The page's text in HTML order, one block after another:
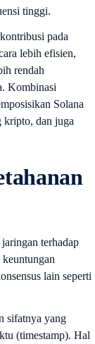
tinggi.
pada
lebih efisien,
rendah
Kombinasi
Solana
kripto, dan juga
terhadap
keuntungan
lain seperti
sifatnya yang
(timestamp). Hal